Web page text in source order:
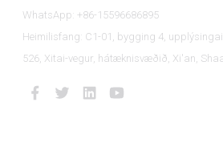
WhatsApp: +86-15596686895
Heimilisfang: C1-01, bygging 4,
526, Xitai-vegur, hátæknisvæðið, Xi'an,